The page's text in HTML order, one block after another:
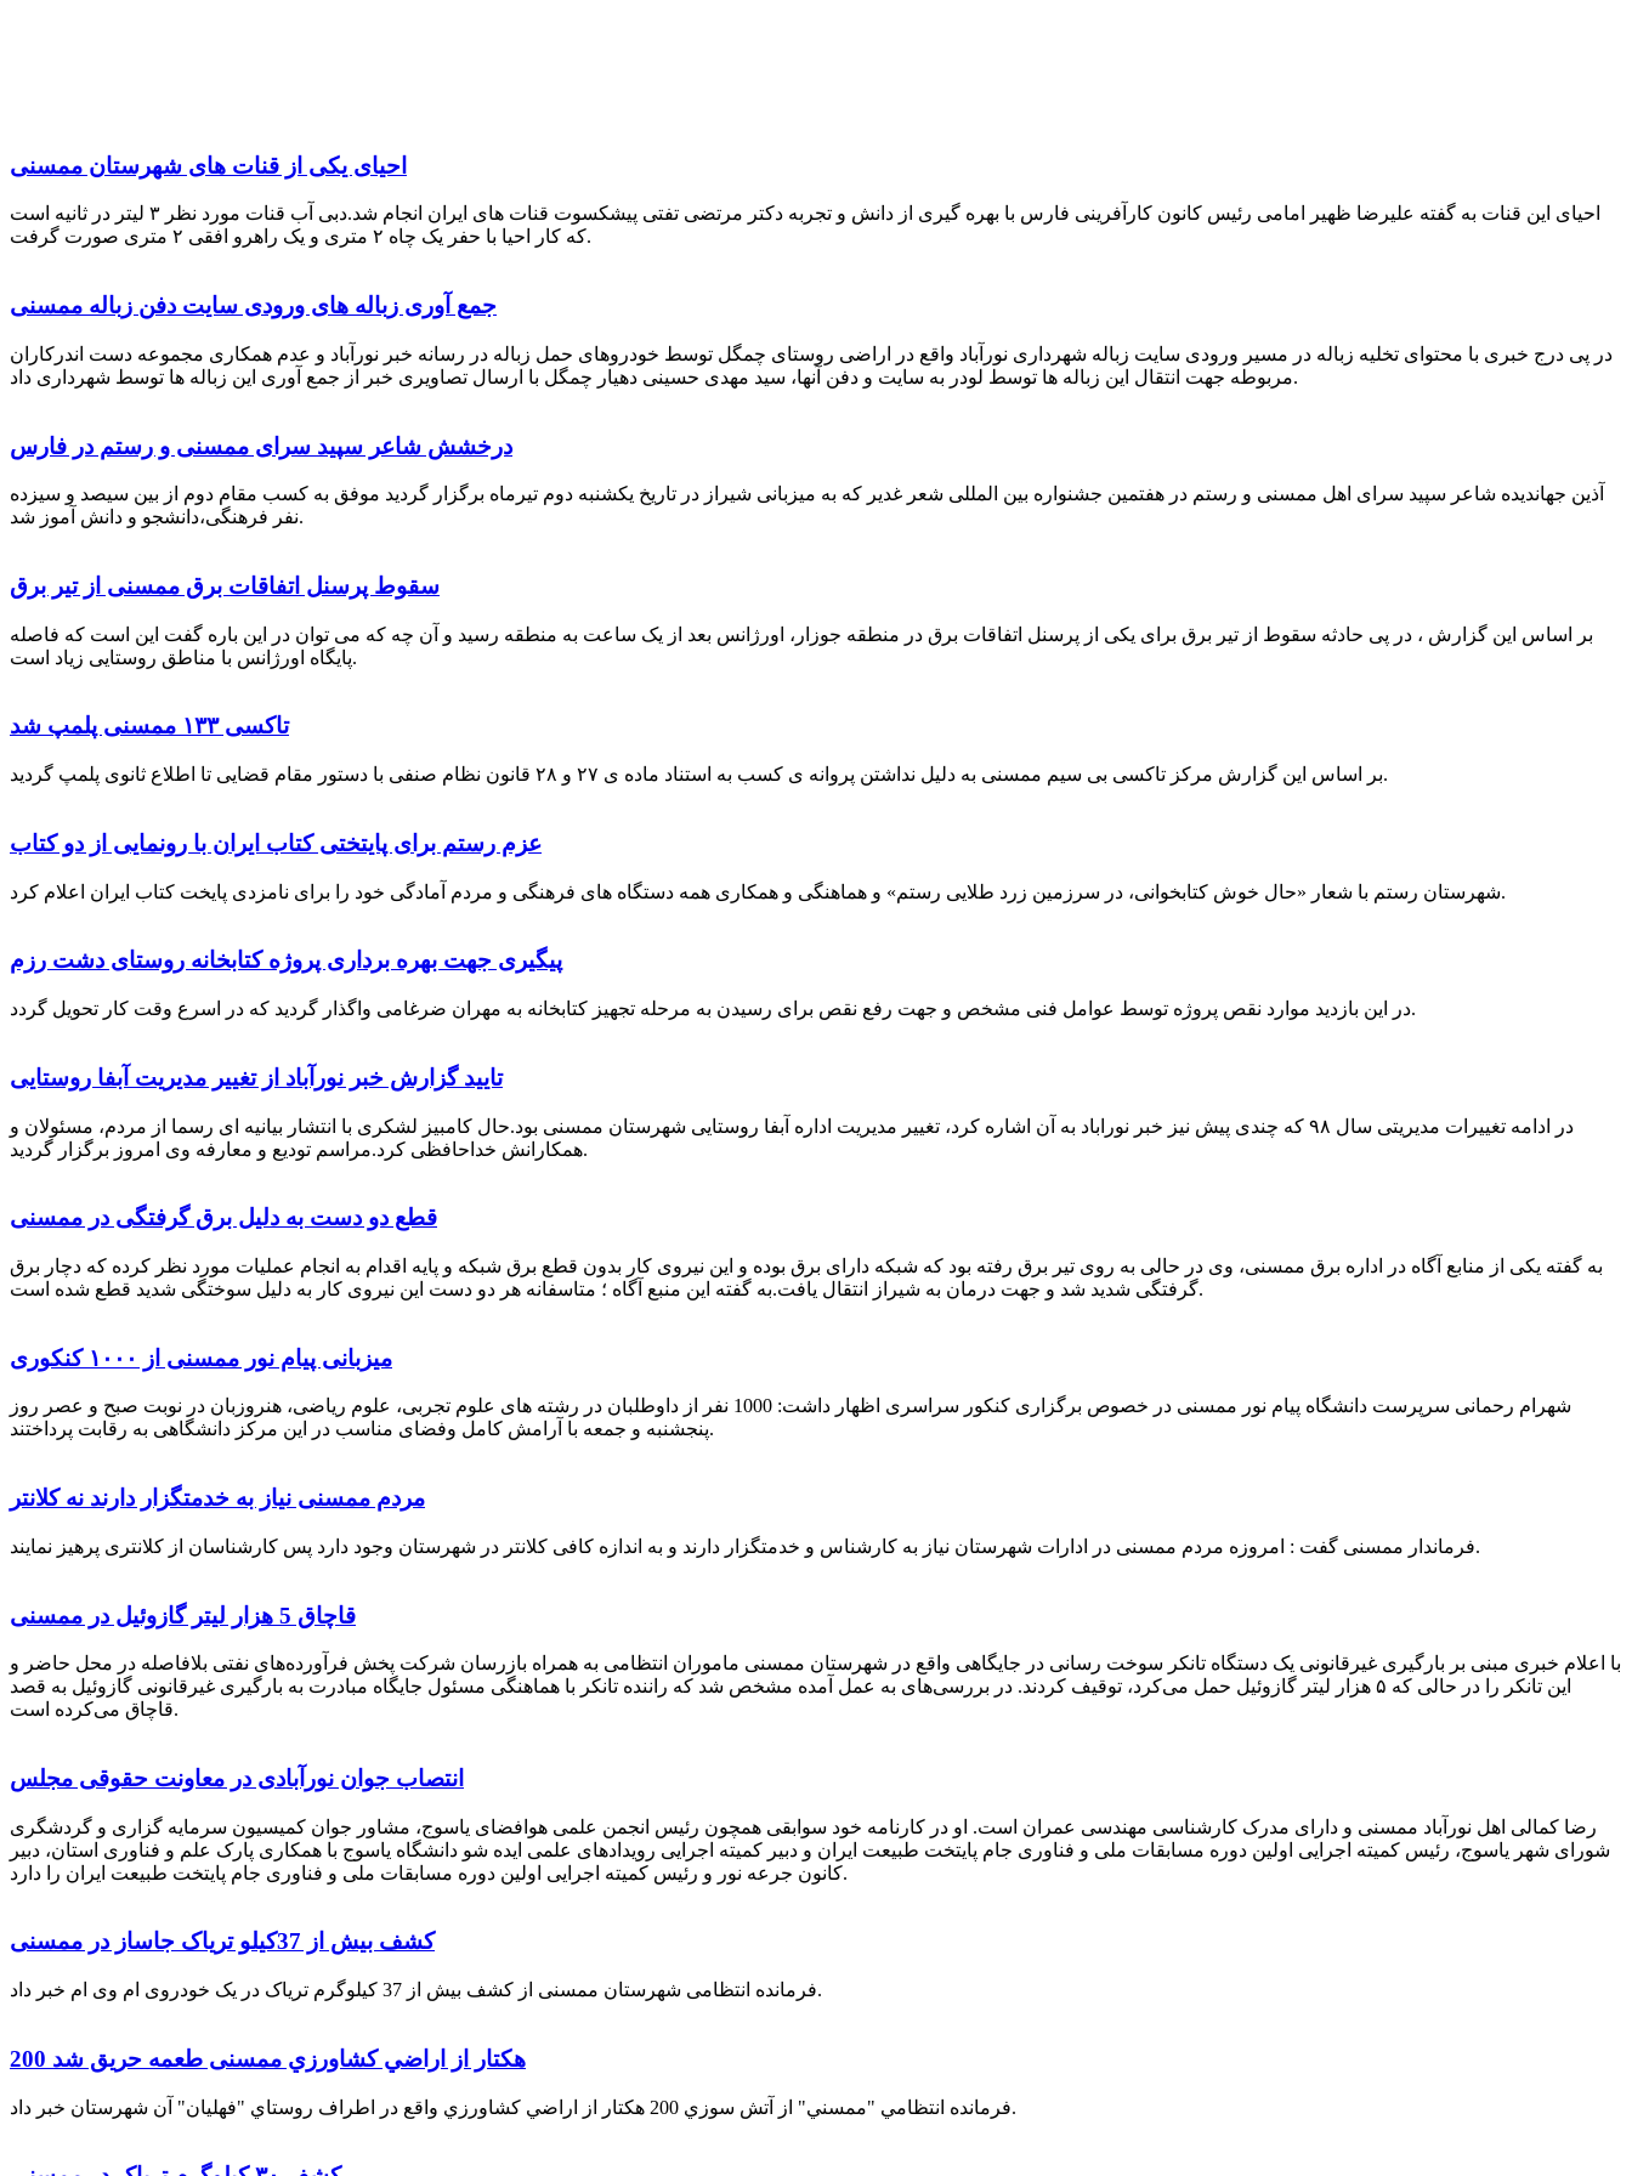
احیای یکی از قنات های شهرستان ممسنی
احیای این قنات به گفته علیرضا ظهیر امامی رئیس کانون کارآفرینی فارس با بهره گیری از دانش و تجربه دکتر مرتضی تفتی پیشکسوت قنات های ایران انجام شد.دبی آب قنات مورد نظر ۳ لیتر در ثانیه است
که کار احیا با حفر یک چاه ۲ متری و یک راهرو افقی ۲ متری صورت گرفت.
جمع آوری زباله های ورودی سایت دفن زباله ممسنی
در پی درج خبری با محتوای تخلیه زباله در مسیر ورودی سایت زباله شهرداری نورآباد واقع در اراضی روستای چمگل توسط خودروهای حمل زباله در رسانه خبر نورآباد و عدم همکاری مجموعه دست اندرکاران
مربوطه جهت انتقال این زباله ها توسط لودر به سایت و دفن آنها، سید مهدی حسینی دهیار چمگل با ارسال تصاویری خبر از جمع آوری این زباله ها توسط شهرداری داد.
درخشش شاعر سپید سرای ممسنی و رستم در فارس
آذین جهاندیده شاعر سپید سرای اهل ممسنی و رستم در هفتمین جشنواره بین المللی شعر غدیر که به میزبانی شیراز در تاریخ یکشنبه دوم تیرماه برگزار گردید موفق به کسب مقام دوم از بین سیصد و سیزده
نفر فرهنگی،دانشجو و دانش آموز شد.
سقوط پرسنل اتفاقات برق ممسنی از تیر برق
بر اساس این گزارش ، در پی حادثه سقوط از تیر برق برای یکی از پرسنل اتفاقات برق در منطقه جوزار، اورژانس بعد از یک ساعت به منطقه رسید و آن چه که می توان در این باره گفت این است که فاصله
پایگاه اورژانس با مناطق روستایی زیاد است.
تاکسی ۱۳۳ ممسنی پلمپ شد
بر اساس این گزارش مرکز تاکسی بی سیم ممسنی به دلیل نداشتن پروانه ی کسب به استناد ماده ی ۲۷ و ۲۸ قانون نظام صنفی با دستور مقام قضایی تا اطلاع ثانوی پلمپ گردید.
عزم رستم برای پایتختی کتاب ایران با رونمایی از دو کتاب
شهرستان رستم با شعار «حال خوش کتابخوانی، در سرزمین زرد طلایی رستم» و هماهنگی و همکاری همه دستگاه های فرهنگی و مردم آمادگی خود را برای نامزدی پایخت کتاب ایران اعلام کرد.
پیگیری جهت بهره برداری پروژه کتابخانه روستای دشت رزم
در این بازدید موارد نقص پروژه توسط عوامل فنی مشخص و جهت رفع نقص برای رسیدن به مرحله تجهیز کتابخانه به مهران ضرغامی واگذار گردید که در اسرع وقت کار تحویل گردد.
تایید گزارش خبر نورآباد از تغییر مدیریت آبفا روستایی
در ادامه تغییرات مدیریتی سال ۹۸ که چندی پیش نیز خبر نوراباد به آن اشاره کرد، تغییر مدیریت اداره آبفا روستایی شهرستان ممسنی بود.حال کامبیز لشکری با انتشار بیانیه ای رسما از مردم، مسئولان و
همکارانش خداحافظی کرد.مراسم تودیع و معارفه وی امروز برگزار گردید.
قطع دو دست به دلیل برق گرفتگی در ممسنی
به گفته یکی از منابع آگاه در اداره برق ممسنی، وی در حالی به روی تیر برق رفته بود که شبکه دارای برق بوده و این نیروی کار بدون قطع برق شبکه و پایه اقدام به انجام عملیات مورد نظر کرده که دچار برق
گرفتگی شدید شد و جهت درمان به شیراز انتقال یافت.به گفته این منبع آگاه ؛ متاسفانه هر دو دست این نیروی کار به دلیل سوختگی شدید قطع شده است.
میزبانی پیام نور ممسنی از ۱۰۰۰ کنکوری
شهرام رحمانی سرپرست دانشگاه پیام نور ممسنی در خصوص برگزاری کنکور سراسری اظهار داشت: 1000 نفر از داوطلبان در رشته های علوم تجربی، علوم ریاضی، هنروزبان در نوبت صبح و عصر روز
پنجشنبه و جمعه با آرامش کامل وفضای مناسب در این مرکز دانشگاهی به رقابت پرداختند.
مردم ممسنی نیاز به خدمتگزار دارند نه کلانتر
فرماندار ممسنی گفت : امروزه مردم ممسنی در ادارات شهرستان نیاز به کارشناس و خدمتگزار دارند و به اندازه کافی کلانتر در شهرستان وجود دارد پس کارشناسان از کلانتری پرهیز نمایند.
قاچاق 5 هزار لیتر گازوئیل در ممسنی
با اعلام خبری مبنی بر بارگیری غیرقانونی یک دستگاه تانکر سوخت رسانی در جایگاهی واقع در شهرستان ممسنی ماموران انتظامی به همراه بازرسان شرکت پخش فرآورده‌های نفتی بلافاصله در محل حاضر و
این تانکر را در حالی که ۵ هزار لیتر گازوئیل حمل می‌کرد، توقیف کردند. در بررسی‌های به عمل آمده مشخص شد که راننده تانکر با هماهنگی مسئول جایگاه مبادرت به بارگیری غیرقانونی گازوئیل به قصد
قاچاق می‌کرده است.
انتصاب جوان نورآبادی در معاونت حقوقی مجلس
رضا کمالی اهل نورآباد ممسنی و دارای مدرک کارشناسی مهندسی عمران است. او در کارنامه خود سوابقی همچون رئیس انجمن علمی هوافضای یاسوج، مشاور جوان کمیسیون سرمایه گزاری و گردشگری
شورای شهر یاسوج، رئیس کمیته اجرایی اولین دوره مسابقات ملی و فناوری جام پایتخت طبیعت ایران و دبیر کمیته اجرایی رویدادهای علمی ایده شو دانشگاه یاسوج با همکاری پارک علم و فناوری استان، دبیر
کانون جرعه نور و رئیس کمیته اجرایی اولین دوره مسابقات ملی و فناوری جام پایتخت طبیعت ایران را دارد.
کشف بیش از 37کیلو تریاک جاساز در ممسنی
فرمانده انتظامی شهرستان ممسنی از کشف بیش از 37 کیلوگرم تریاک در یک خودروی ام وی ام خبر داد.
200 هكتار از اراضي كشاورزي ممسنی طعمه حریق شد
فرمانده انتظامي "ممسني" از آتش سوزي 200 هكتار از اراضي كشاورزي واقع در اطراف روستاي "فهلیان" آن شهرستان خبر داد.